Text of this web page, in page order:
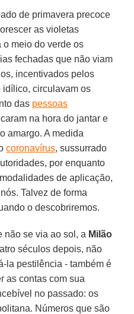
de primavera precoce
as violetas
o meio do verde os
fechadas que não viam
incentivados pelos
idílico, circulavam os
das pessoas
na hora do jantar e
amargo. A medida
coronavírus, sussurrado
por enquanto
de aplicação,
Talvez de forma
o descobriremos.
não se via ao sol, a Milão
séculos depois, não
la pestilência - também é
as contas com sua
no passado: os
Números que são